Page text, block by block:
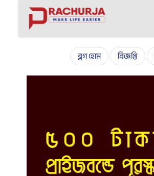
ব্লগ হোম বিজ্ঞপ্তি